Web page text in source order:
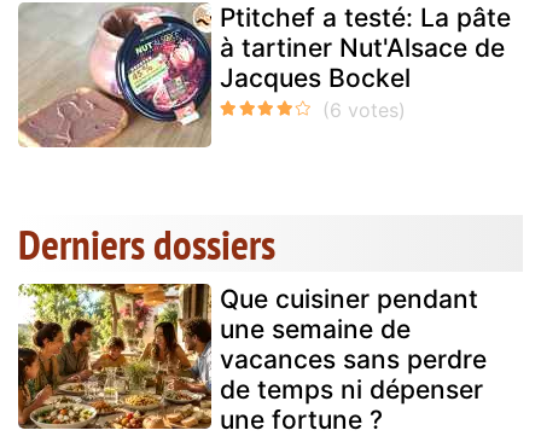
Ptitchef a testé: La pâte
à tartiner Nut'Alsace de
Jacques Bockel
Derniers dossiers
Que cuisiner pendant
une semaine de
vacances sans perdre
de temps ni dépenser
une fortune ?